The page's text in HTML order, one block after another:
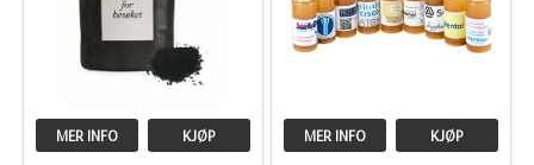
MER INFO KJØP MER INFO KJØP